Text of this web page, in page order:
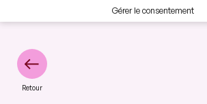
Gérer le consentement
Retour